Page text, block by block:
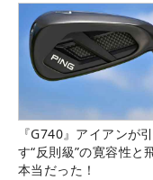
『G740』アイアンが
す“反則級”の寛容性と
本当だった！